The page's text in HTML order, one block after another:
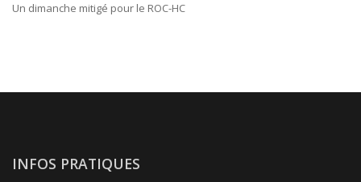
Un dimanche mitigé pour le ROC-HC
INFOS PRATIQUES